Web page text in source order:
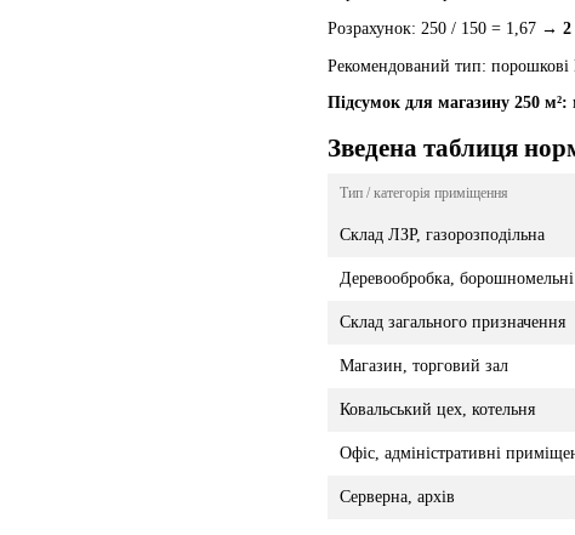
Розрахунок: 250 / 150 = 1,67 → 2
Рекомендований тип:
Підсумок для магазину 250 м²:
Зведена таблиця
Тип / категорія приміщення
Склад ЛЗР, газорозподільна
Деревообробка, борошномельні
Склад загального призначення
Магазин, торговий зал
Ковальський цех, котельня
Офіс, адміністративні
Серверна, архів